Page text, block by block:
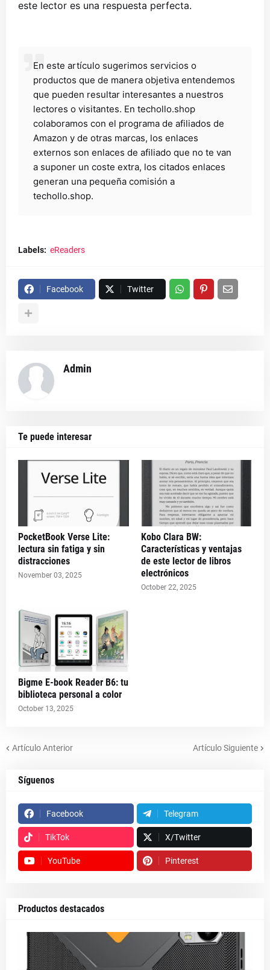
este lector es una respuesta perfecta.
En este artículo sugerimos servicios o
productos que de manera objetiva entendemos
que pueden resultar interesantes a nuestros
lectores o visitantes. En techollo.shop
colaboramos con el programa de afiliados de
Amazon y de otras marcas, los enlaces
externos son enlaces de afiliado que no te van
a suponer un coste extra, los citados enlaces
generan una pequeña comisión a
techollo.shop.
Labels: eReaders
Facebook Twitter
Admin
Te puede interesar
PocketBook Verse Lite:
lectura sin fatiga y sin
distracciones
November 03, 2025
Kobo Clara BW:
Características y ventajas
de este lector de libros
electrónicos
October 22, 2025
Bigme E-book Reader B6: tu
biblioteca personal a color
October 13, 2025
Artículo Anterior Artículo Siguiente
Síguenos
Facebook Telegram
TikTok X/Twitter
YouTube Pinterest
Productos destacados